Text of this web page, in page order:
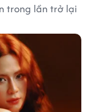
trong lần trở lại